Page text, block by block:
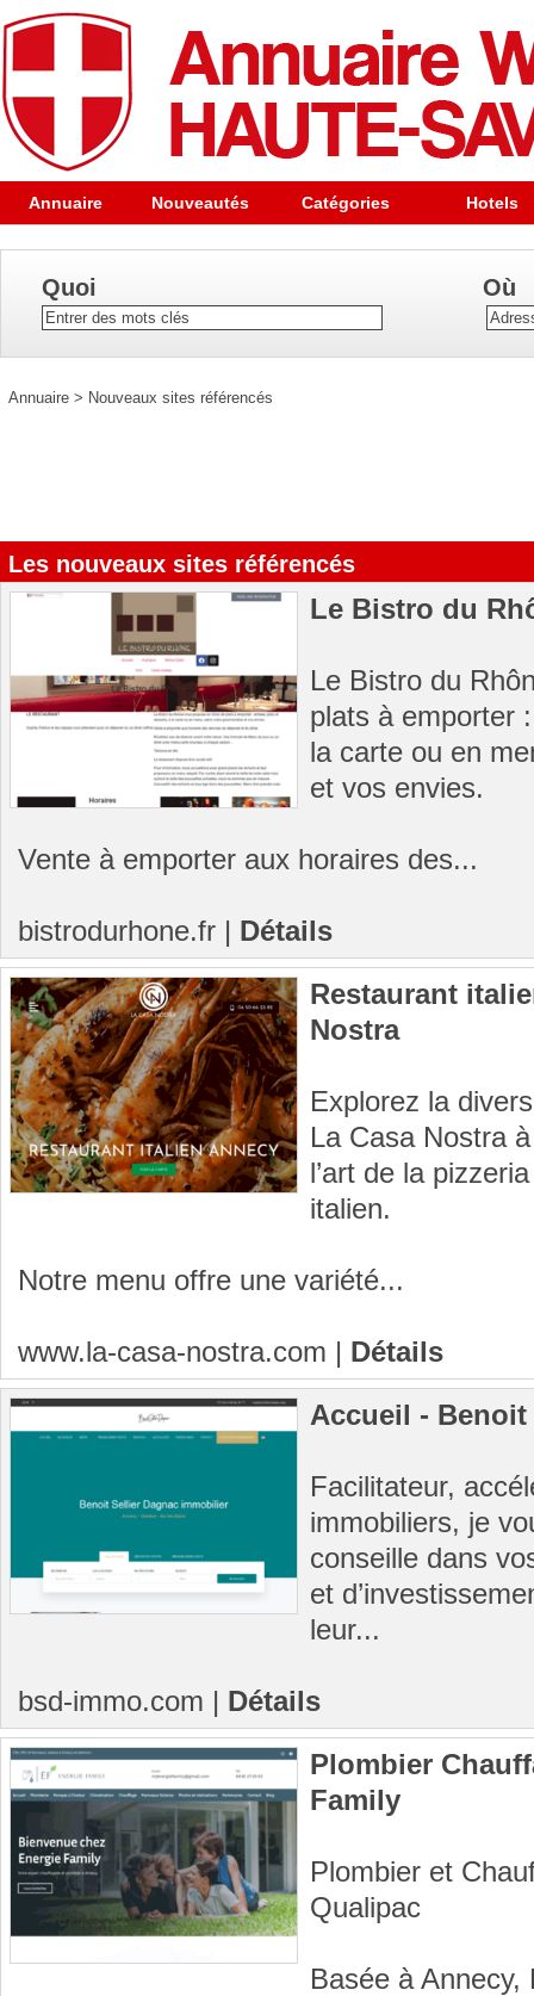
Annuaire Nouveautés Catégories Hotels
Quoi Où
Annuaire > Nouveaux sites référencés
Les nouveaux sites référencés
Le Bistro du
Le Bistro du
plats à emporter
la carte ou en
et vos envies.
Vente à emporter aux horaires des...
bistrodurhone.fr | Détails
Restaurant
Nostra
Explorez la
La Casa Nostra
l’art de la
italien.
Notre menu offre une variété...
www.la-casa-nostra.com | Détails
Accueil -
Facilitateur,
immobiliers, je
conseille dans
et
leur...
bsd-immo.com | Détails
Plombier
Family
Plombier et
Qualipac
Basée à